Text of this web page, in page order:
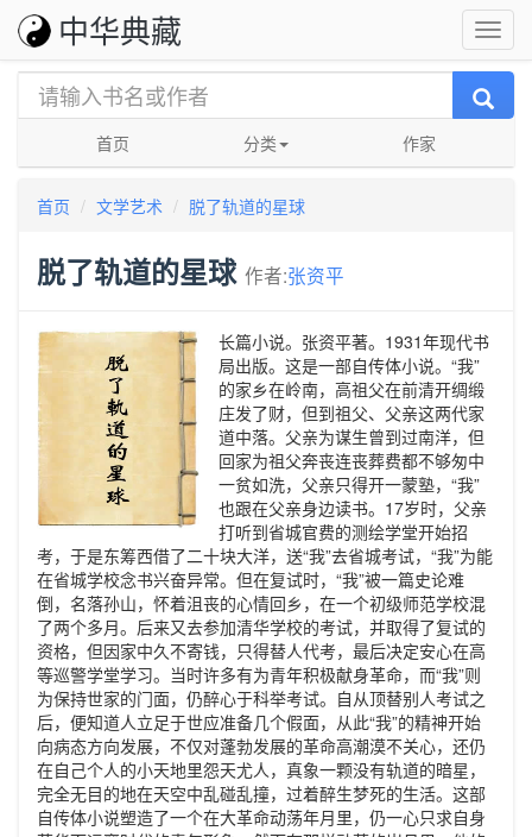
中华典藏
首页 分类 作家
首页 文学艺术 脱了轨道的星球
脱了轨道的星球 作者:张资平
长篇小说。张资平著。1931年现代书
局出版。这是一部自传体小说。“我”
的家乡在岭南，高祖父在前清开绸缎
庄发了财，但到祖父、父亲这两代家
道中落。父亲为谋生曾到过南洋，但
回家为祖父奔丧连丧葬费都不够匆中
一贫如洗，父亲只得开一蒙塾，“我”
也跟在父亲身边读书。17岁时，父亲
打听到省城官费的测绘学堂开始招
考，于是东筹西借了二十块大洋，送“我”去省城考试，“我”为能
在省城学校念书兴奋异常。但在复试时，“我”被一篇史论难
倒，名落孙山，怀着沮丧的心情回乡，在一个初级师范学校混
了两个多月。后来又去参加清华学校的考试，并取得了复试的
资格，但因家中久不寄钱，只得替人代考，最后决定安心在高
等巡警学堂学习。当时许多有为青年积极献身革命，而“我”则
为保持世家的门面，仍醉心于科举考试。自从顶替别人考试之
后，便知道人立足于世应准备几个假面，从此“我”的精神开始
向病态方向发展，不仅对蓬勃发展的革命高潮漠不关心，还仍
在自己个人的小天地里怨天尤人，真象一颗没有轨道的暗星，
完全无目的地在天空中乱碰乱撞，过着醉生梦死的生活。这部
自传体小说塑造了一个在大革命动荡年月里，仍一心只求自身